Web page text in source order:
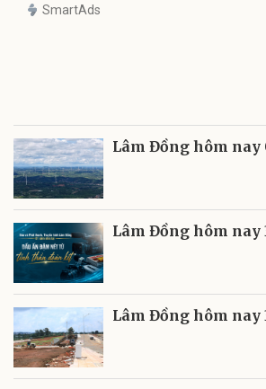
SmartAds
Lâm Đồng hôm nay
Lâm Đồng hôm nay
Lâm Đồng hôm nay